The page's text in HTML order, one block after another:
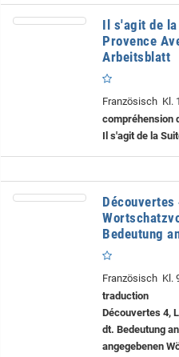
Il s'agit de la
Provence
Arbeitsblatt
Französisch Kl.
compréhension
Il s'agit de la
Bedeutung
Französisch Kl.
traduction
Découvertes 4,
dt. Bedeutung
angegebenen